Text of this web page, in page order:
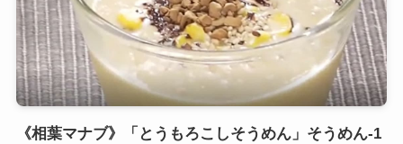
《相葉マナブ》「とうもろこしそうめん」そうめん-1